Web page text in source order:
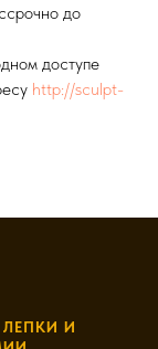
до
доступе
http://sculpt-
И